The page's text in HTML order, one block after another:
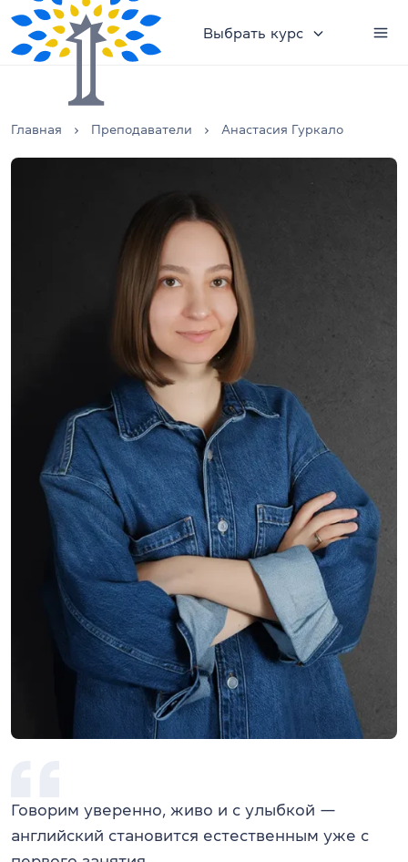
Выбрать курс
Главная Преподаватели Анастасия Гуркало
Говорим уверенно, живо и с улыбкой —
английский становится естественным уже с